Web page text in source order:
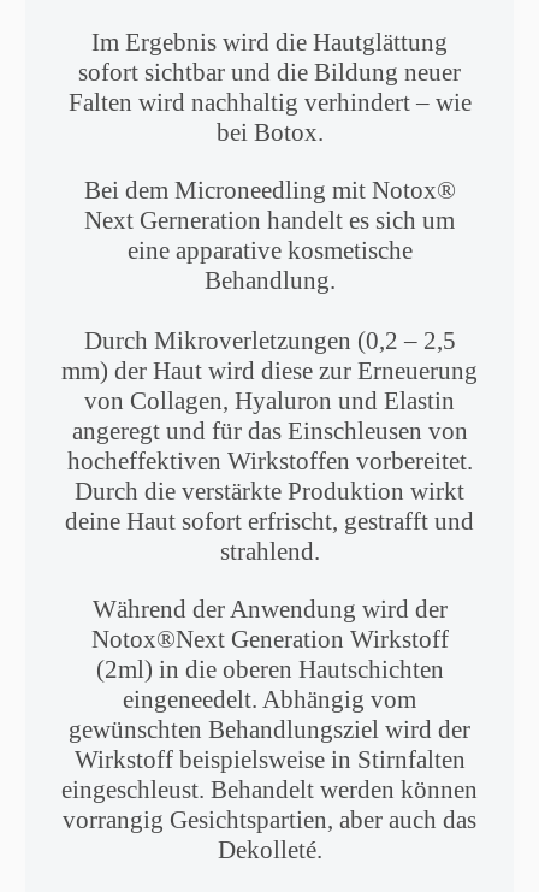
Im Ergebnis wird die Hautglättung
sofort sichtbar und die Bildung neuer
Falten wird nachhaltig verhindert – wie
bei Botox.
Bei dem Microneedling mit Notox®
Next Gerneration handelt es sich um
eine apparative kosmetische
Behandlung.
Durch Mikroverletzungen (0,2 – 2,5
mm) der Haut wird diese zur Erneuerung
von Collagen, Hyaluron und Elastin
angeregt und für das Einschleusen von
hocheffektiven Wirkstoffen vorbereitet.
Durch die verstärkte Produktion wirkt
deine Haut sofort erfrischt, gestrafft und
strahlend.
Während der Anwendung wird der
Notox®Next Generation Wirkstoff
(2ml) in die oberen Hautschichten
eingeneedelt. Abhängig vom
gewünschten Behandlungsziel wird der
Wirkstoff beispielsweise in Stirnfalten
eingeschleust. Behandelt werden können
vorrangig Gesichtspartien, aber auch das
Dekolleté.